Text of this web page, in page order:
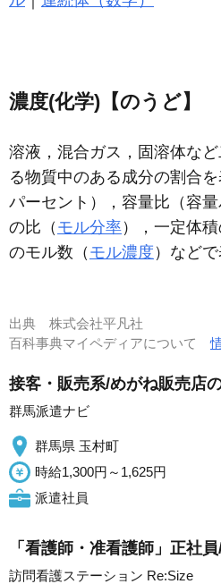
濃度(化学)【のうど】
溶液，混合ガス，固溶体な
る物質中のある成分の割合
パーセント），容量比（容
の比（ モル分率），一定体
のモル数（ モル濃度 ）など
出典 株式会社平凡社
百科事典マイペディアについて
接客・販売系/めがね販売店
群馬派遣ナビ
群馬県 玉村町
時給1,300円～1,625円
派遣社員
「看護師・准看護師」正社
訪問看護ステーション Re:Size